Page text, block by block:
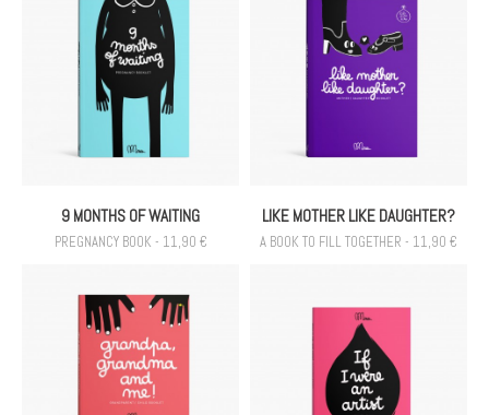
9 MONTHS OF WAITING
PREGNANCY BOOK - 11,90 €
LIKE MOTHER LIKE DAUGHTER?
A BOOK TO FILL TOGETHER - 11,90 €